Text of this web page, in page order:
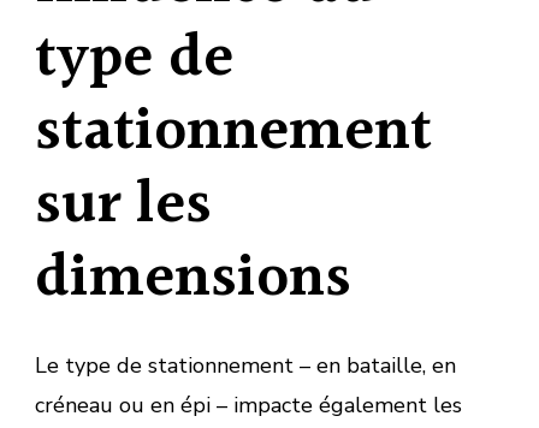
type de
stationnement
sur les
dimensions
Le type de stationnement – en bataille, en
créneau ou en épi – impacte également les